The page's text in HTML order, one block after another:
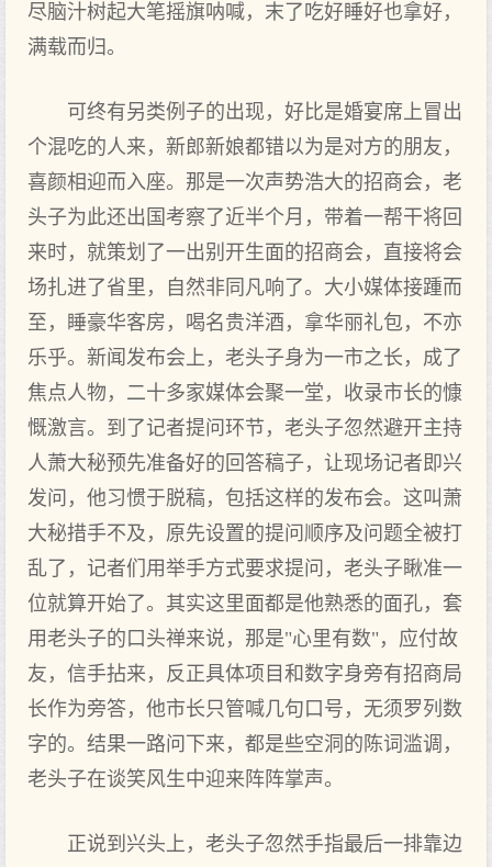
尽脑汁树起大笔摇旗呐喊，末了吃好睡好也拿好，
满载而归。
可终有另类例子的出现，好比是婚宴席上冒出
个混吃的人来，新郎新娘都错以为是对方的朋友，
喜颜相迎而入座。那是一次声势浩大的招商会，老
头子为此还出国考察了近半个月，带着一帮干将回
来时，就策划了一出别开生面的招商会，直接将会
场扎进了省里，自然非同凡响了。大小媒体接踵而
至，睡豪华客房，喝名贵洋酒，拿华丽礼包，不亦
乐乎。新闻发布会上，老头子身为一市之长，成了
焦点人物，二十多家媒体会聚一堂，收录市长的慷
慨激言。到了记者提问环节，老头子忽然避开主持
人萧大秘预先准备好的回答稿子，让现场记者即兴
发问，他习惯于脱稿，包括这样的发布会。这叫萧
大秘措手不及，原先设置的提问顺序及问题全被打
乱了，记者们用举手方式要求提问，老头子瞅准一
位就算开始了。其实这里面都是他熟悉的面孔，套
用老头子的口头禅来说，那是"心里有数"，应付故
友，信手拈来，反正具体项目和数字身旁有招商局
长作为旁答，他市长只管喊几句口号，无须罗列数
字的。结果一路问下来，都是些空洞的陈词滥调，
老头子在谈笑风生中迎来阵阵掌声。
正说到兴头上，老头子忽然手指最后一排靠边